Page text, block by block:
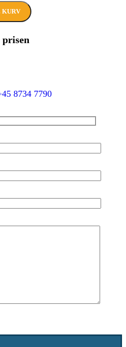
Alsidig vandfontæne med høj
8734 7790